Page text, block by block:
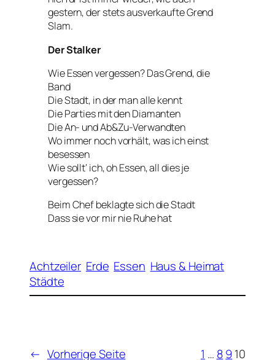
gestern, der stets ausverkaufte Grend
Slam.
Der Stalker
Wie Essen vergessen? Das Grend, die
Band
Die Stadt, in der man alle kennt
Die Parties mit den Diamanten
Die An- und Ab&Zu-Verwandten
Wo immer noch vorhält, was ich einst
besessen
Wie sollt‘ ich, oh Essen, all dies je
vergessen?
Beim Chef beklagte sich die Stadt
Dass sie vor mir nie Ruhe hat
Achtzeiler Erde Essen Haus & Heimat
Städte
← Vorherige Seite 1 … 8910